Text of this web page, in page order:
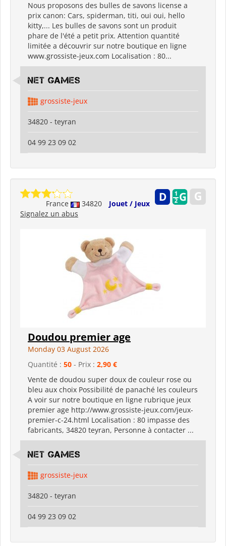
Nous proposons des bulles de savons license a
prix canon: Cars, spiderman, titi, oui oui, hello
kitty,... Les bulles de savons sont un produit
phare de l'été a petit prix. Attention quantité
limitée a découvrir sur notre boutique en ligne
www.grossiste-jeux.com Localisation : 80...
Net Games
grossiste-jeux
34820 - teyran
04 99 23 09 02
France 34820
Jouet / Jeux
Signalez un abus
Doudou premier age
Monday 03 August 2026
Quantité : 50 - Prix : 2,90 €
Vente de doudou super doux de couleur rose ou
bleu aux choix Possibilité de panaché les couleurs
A voir sur notre boutique en ligne rubrique jeux
premier age http://www.grossiste-jeux.com/jeux-
premier-c-24.html Localisation : 80 impasse des
fabricants, 34820 teyran, Personne à contacter ...
Net Games
grossiste-jeux
34820 - teyran
04 99 23 09 02